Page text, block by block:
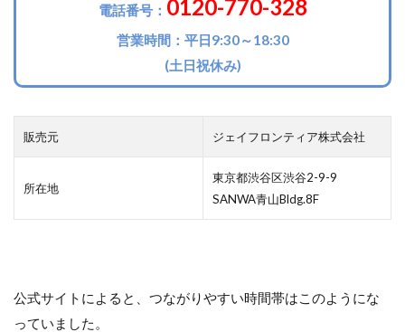
電話番号： 0120-770-328
営業時間：平日9:30～18:30
(土日祝休み)
販売元 ジェイフロンティア株式会社
所在地
東京都渋谷区渋谷2-9-9
SANWA青山Bldg.8F
公式サイトによると、つながりやすい時間帯はこのようにな
っていました。